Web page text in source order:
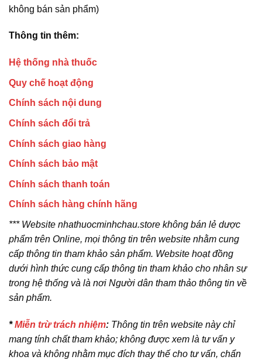
không bán sản phẩm)
Thông tin thêm:
Hệ thống nhà thuốc
Quy chế hoạt động
Chính sách nội dung
Chính sách đổi trả
Chính sách giao hàng
Chính sách bảo mật
Chính sách thanh toán
Chính sách hàng chính hãng
*** Website nhathuocminhchau.store không bán lẻ dược
phẩm trên Online, mọi thông tin trên website nhằm cung
cấp thông tin tham khảo sản phẩm. Website hoạt đồng
dưới hình thức cung cấp thông tin tham khảo cho nhân sự
trong hệ thống và là nơi Người dân tham thảo thông tin về
sản phẩm.
*Miễn trừ trách nhiệm: Thông tin trên website này chỉ
mang tính chất tham khảo; không được xem là tư vấn y
khoa và không nhằm mục đích thay thế cho tư vấn, chẩn